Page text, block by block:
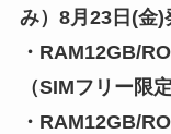
み）8月23日(金)
・RAM12GB/
（SIMフリー
・RAM12GB/